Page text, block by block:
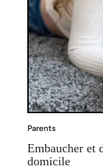
Parents
Embaucher et
domicile